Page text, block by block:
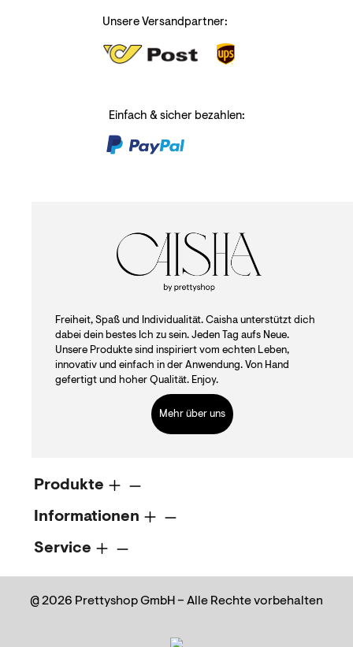
Unsere Versandpartner:
Einfach & sicher bezahlen:
Freiheit, Spaß und Individualität. Caisha unterstützt dich
dabei dein bestes Ich zu sein. Jeden Tag aufs Neue.
Unsere Produkte sind inspiriert vom echten Leben,
innovativ und einfach in der Anwendung. Von Hand
gefertigt und hoher Qualität. Enjoy.
Mehr über uns
Produkte
Informationen
Service
@ 2026 Prettyshop GmbH – Alle Rechte vorbehalten